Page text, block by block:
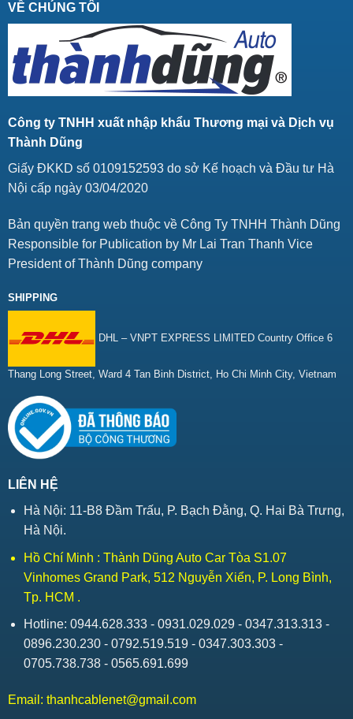
VỀ CHÚNG TÔI
Công ty TNHH xuất nhập khẩu Thương mại và Dịch vụ
Thành Dũng
Giấy ĐKKD số 0109152593 do sở Kế hoạch và Đầu tư Hà
Nội cấp ngày 03/04/2020
Bản quyền trang web thuộc về Công Ty TNHH Thành Dũng
Responsible for Publication by Mr Lai Tran Thanh Vice
President of Thành Dũng company
SHIPPING
DHL – VNPT EXPRESS LIMITED Country Office 6
Thang Long Street, Ward 4 Tan Binh District, Ho Chi Minh City, Vietnam
LIÊN HỆ
Hà Nội: 11-B8 Đầm Trấu, P. Bạch Đằng, Q. Hai Bà Trưng,
Hà Nội.
Hồ Chí Minh : Thành Dũng Auto Car Tòa S1.07
Vinhomes Grand Park, 512 Nguyễn Xiển, P. Long Bình,
Tp. HCM .
Hotline: 0944.628.333 - 0931.029.029 - 0347.313.313 -
0896.230.230 - 0792.519.519 - 0347.303.303 -
0705.738.738 - 0565.691.699
Email: thanhcablenet@gmail.com